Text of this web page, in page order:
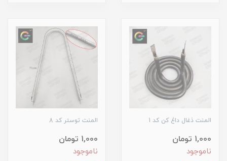
المنت ذغال داغ کن کد 1
1,000 تومان
ناموجود
المنت توستر کد 8
1,000 تومان
ناموجود